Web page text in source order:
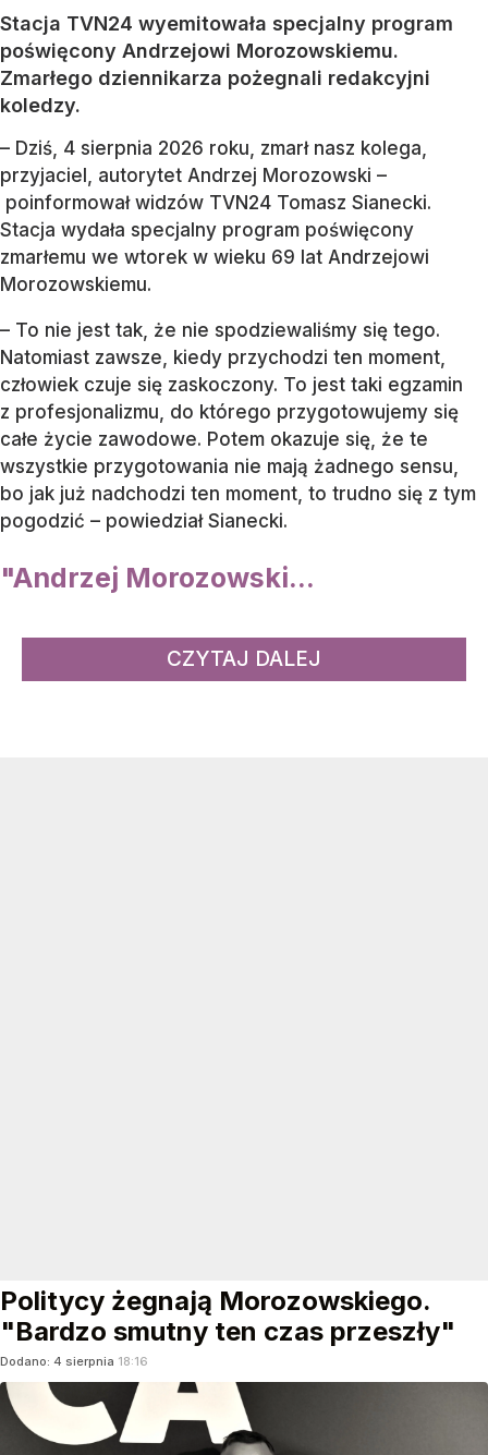
Stacja TVN24 wyemitowała specjalny program
poświęcony Andrzejowi Morozowskiemu.
Zmarłego dziennikarza pożegnali redakcyjni
koledzy.
– Dziś, 4 sierpnia 2026 roku, zmarł nasz kolega,
przyjaciel, autorytet Andrzej Morozowski –
poinformował widzów TVN24 Tomasz Sianecki.
Stacja wydała specjalny program poświęcony
zmarłemu we wtorek w wieku 69 lat Andrzejowi
Morozowskiemu.
– To nie jest tak, że nie spodziewaliśmy się tego.
Natomiast zawsze, kiedy przychodzi ten moment,
człowiek czuje się zaskoczony. To jest taki egzamin
z profesjonalizmu, do którego przygotowujemy się
całe życie zawodowe. Potem okazuje się, że te
wszystkie przygotowania nie mają żadnego sensu,
bo jak już nadchodzi ten moment, to trudno się z tym
pogodzić – powiedział Sianecki.
"Andrzej Morozowski...
CZYTAJ DALEJ
Politycy żegnają Morozowskiego.
"Bardzo smutny ten czas przeszły"
Dodano: 4 sierpnia 18:16